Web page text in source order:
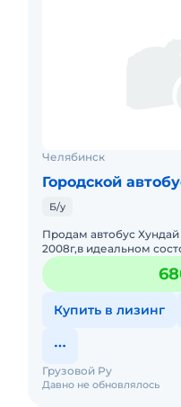
Челябинск
Городской
Б/у
Продам автобус
2008г,в идеальном
наличии,знаю про
вообще ,пробег ре
Купить в лизинг
Давно не обновлялось
Грузовой Ру